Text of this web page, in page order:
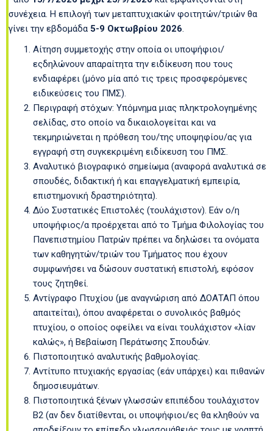
συνέχεια. Η επιλογή των μεταπτυχιακών φοιτητών/τριών θα
γίνει την εβδομάδα 5-9 Οκτωβρίου 2026.
Αίτηση συμμετοχής στην οποία οι υποψήφιοι/
εςδηλώνουν απαραίτητα την ειδίκευση που τους
ενδιαφέρει (μόνο μία από τις τρεις προσφερόμενες
ειδικεύσεις του ΠΜΣ).
Περιγραφή στόχων: Υπόμνημα μιας πληκτρολογημένης
σελίδας, στο οποίο να δικαιολογείται και να
τεκμηριώνεται η πρόθεση του/της υποψηφίου/ας για
εγγραφή στη συγκεκριμένη ειδίκευση του ΠΜΣ.
Αναλυτικό βιογραφικό σημείωμα (αναφορά αναλυτικά σε
σπουδές, διδακτική ή και επαγγελματική εμπειρία,
επιστημονική δραστηριότητα).
Δύο Συστατικές Επιστολές (τουλάχιστον). Εάν ο/η
υποψήφιος/α προέρχεται από το Τμήμα Φιλολογίας του
Πανεπιστημίου Πατρών πρέπει να δηλώσει τα ονόματα
των καθηγητών/τριών του Τμήματος που έχουν
συμφωνήσει να δώσουν συστατική επιστολή, εφόσον
τους ζητηθεί.
Αντίγραφο Πτυχίου (με αναγνώριση από ΔΟΑΤΑΠ όπου
απαιτείται), όπου αναφέρεται ο συνολικός βαθμός
πτυχίου, ο οποίος οφείλει να είναι τουλάχιστον «λίαν
καλώς», ή Βεβαίωση Περάτωσης Σπουδών.
Πιστοποιητικό αναλυτικής βαθμολογίας.
Αντίτυπο πτυχιακής εργασίας (εάν υπάρχει) και πιθανών
δημοσιευμάτων.
Πιστοποιητικά ξένων γλωσσών επιπέδου τουλάχιστον
Β2 (αν δεν διατίθενται, οι υποψήφιοι/ες θα κληθούν να